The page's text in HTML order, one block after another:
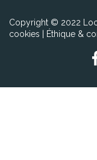
Copyright © 2022
cookies
Éthique &